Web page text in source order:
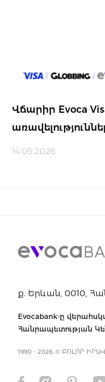
Վճարիր Evoca
14.05.2026
ք. Երևան, 0010,
Evocabank-ը
Հանրապետության
1990 - 2026, © ԲՈԼՈՐ